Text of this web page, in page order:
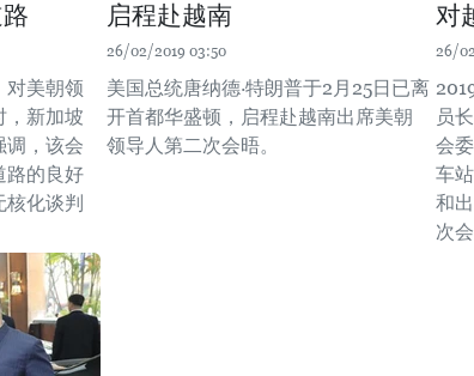
对美朝领
，新加坡
调，该会
路的良好
化谈判
启程赴越南
26/02/2019 03:50
美国总统唐纳德·特朗普于2月25日已离
开首都华盛顿，启程赴越南出席美朝
领导人第二次会晤。
对
26/
员
会
车
和
次